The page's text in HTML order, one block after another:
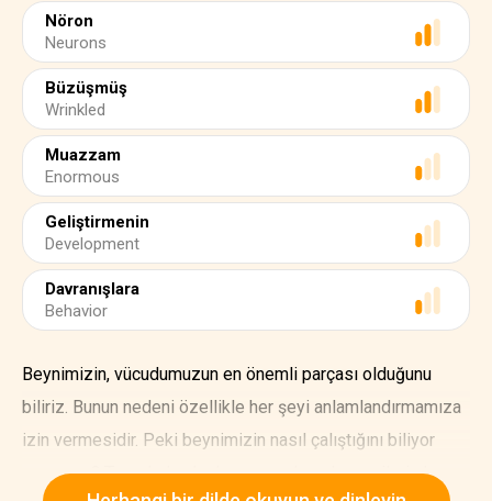
Nöron
Neurons
Büzüşmüş
Wrinkled
Muazzam
Enormous
Geliştirmenin
Development
Davranışlara
Behavior
Beynimizin, vücudumuzun en önemli parçası olduğunu
biliriz. Bunun nedeni özellikle her şeyi anlamlandırmamıza
izin vermesidir. Peki beynimizin nasıl çalıştığını biliyor
musunuz? Temel olarak, duyu organlarından verileri alır ve